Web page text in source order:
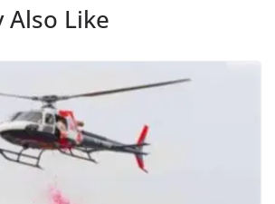
Also Like